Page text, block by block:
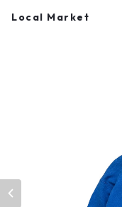
Local Market